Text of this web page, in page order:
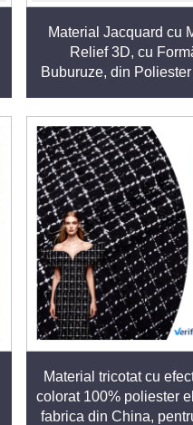
și în întreaga Europă.
lipsite de substanțe
conștienți de mediu.
Material Jacquard cu
Relief 3D, cu
Buburuze, din
Material tricotat cu
colorat 100% poliester
fabrica din China,